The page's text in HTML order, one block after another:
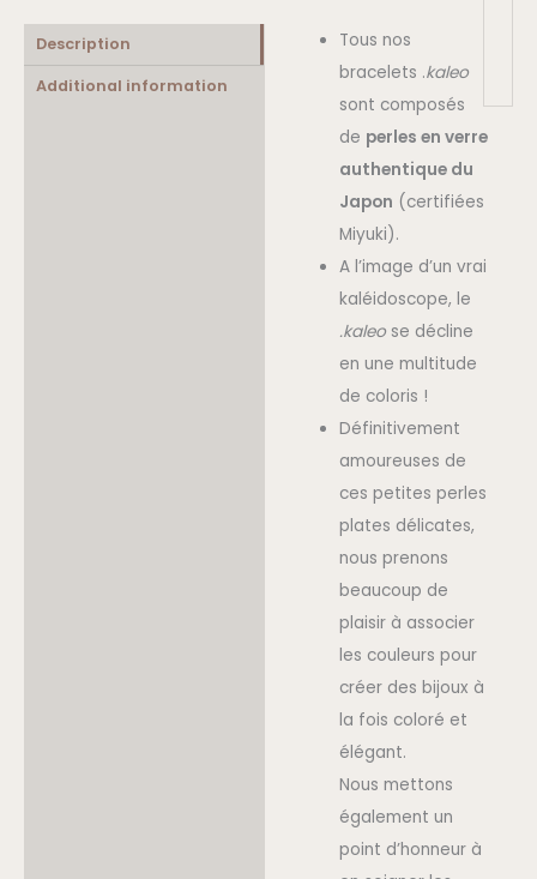
Description
Additional information
Tous nos
bracelets .kaleo
sont composés
de perles en verre
authentique du
Japon (certifiées
Miyuki).
A l’image d’un vrai
kaléidoscope, le
.kaleose décline
en une multitude
de coloris !
Définitivement
amoureuses de
ces petites perles
plates délicates,
nous prenons
beaucoup de
plaisir à associer
les couleurs pour
créer des bijoux à
la fois coloré et
élégant.
Nous mettons
également un
point d’honneur à